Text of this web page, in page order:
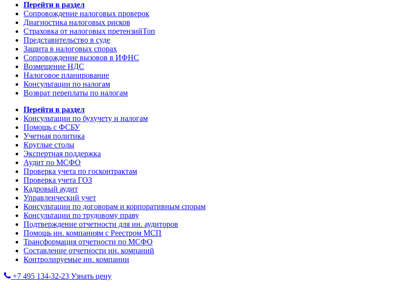
Перейти в раздел
Сопровождение налоговых проверок
Диагностика налоговых рисков
Страховка от налоговых претензийТоп
Представительство в суде
Защита в налоговых спорах
Сопровождение вызовов в ИФНС
Возмещение НДС
Налоговое планирование
Консультации по налогам
Возврат переплаты по налогам
Перейти в раздел
Консультации по бухучету и налогам
Помощь с ФСБУ
Учетная политика
Круглые столы
Экспертная поддержка
Аудит по МСФО
Проверка учета по госконтрактам
Проверка учета ГОЗ
Кадровый аудит
Управленческий учет
Консультации по договорам и корпоративным спорам
Консультации по трудовому праву
Подтверждение отчетности для ин. аудиторов
Помощь ин. компаниям с Реестром МСП
Трансформация отчетности по МСФО
Составление отчетности ин. компаний
Контролируемые ин. компании
+7 495 134-32-23 Узнать цену